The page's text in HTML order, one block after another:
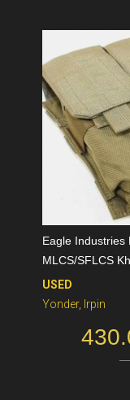
Eagle Industries
MLCS/SFLCS
USED
Yonder, Irpin